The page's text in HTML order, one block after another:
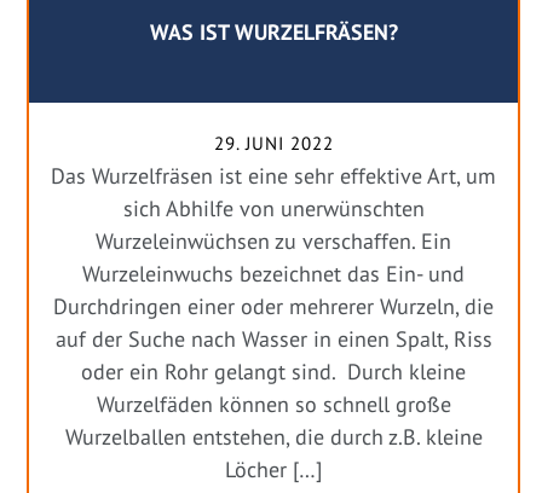
WAS IST WURZELFRÄSEN?
29. JUNI 2022
Das Wurzelfräsen ist eine sehr effektive Art, um
sich Abhilfe von unerwünschten
Wurzeleinwüchsen zu verschaffen. Ein
Wurzeleinwuchs bezeichnet das Ein- und
Durchdringen einer oder mehrerer Wurzeln, die
auf der Suche nach Wasser in einen Spalt, Riss
oder ein Rohr gelangt sind. Durch kleine
Wurzelfäden können so schnell große
Wurzelballen entstehen, die durch z.B. kleine
Löcher […]